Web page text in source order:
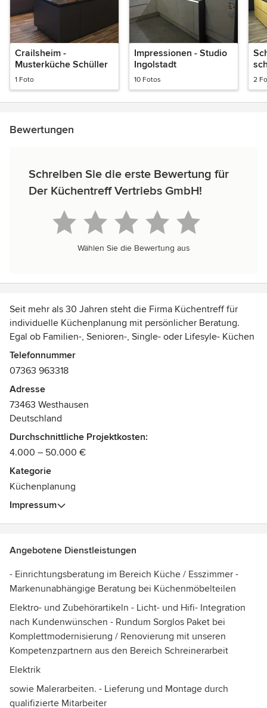
Crailsheim -
Musterküche Schüller
1 Foto
Impressionen - Studio
Ingolstadt
10 Fotos 2
Bewertungen
Schreiben Sie die erste Bewertung für
Der Küchentreff Vertriebs GmbH!
Wählen Sie die Bewertung aus
Seit mehr als 30 Jahren steht die Firma Küchentreff für
individuelle Küchenplanung mit persönlicher Beratung.
Egal ob Familien-, Senioren-, Single- oder Lifesyle- Küchen
unsere Einrichtungsexperten finden für jeden Raum die
passende Lösung. Dabei legen wir großen Wert auf eine
Telefonnummer
07363 963318
Adresse
73463 Westhausen
Deutschland
Durchschnittliche Projektkosten:
4.000 – 50.000 €
Kategorie
Küchenplanung
Impressum
Angebotene Dienstleistungen
- Einrichtungsberatung im Bereich Küche / Esszimmer -
Markenunabhängige Beratung bei Küchenmöbelteilen
Elektro- und Zubehörartikeln - Licht- und Hifi- Integration
nach Kundenwünschen - Rundum Sorglos Paket bei
Komplettmodernisierung / Renovierung mit unseren
Kompetenzpartnern aus den Bereich Schreinerarbeit
Elektrik
sowie Malerarbeiten. - Lieferung und Montage durch
qualifizierte Mitarbeiter